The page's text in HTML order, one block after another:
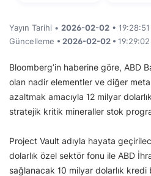
Yayın Tarihi • 2026-02-02 • 19:28:51
Güncelleme • 2026-02-02 • 19:29:02
Bloomberg’in haberine göre, ABD
olan nadir elementler ve diğer
azaltmak amacıyla 12 milyar
stratejik kritik mineraller stok
Project Vault adıyla hayata
dolarlık özel sektör fonu ile ABD
sağlanacak 10 milyar dolarlık